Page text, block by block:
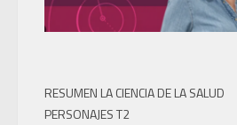
RESUMEN LA CIENCIA DE LA SALUD
PERSONAJES T2